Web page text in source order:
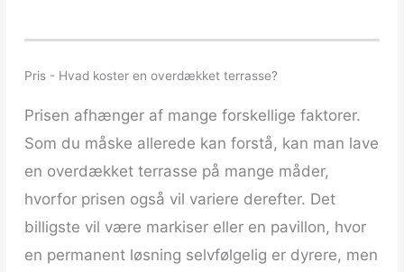
Pris - Hvad koster en overdækket terrasse?
Prisen afhænger af mange forskellige faktorer.
Som du måske allerede kan forstå, kan man lave
en overdækket terrasse på mange måder,
hvorfor prisen også vil variere derefter. Det
billigste vil være markiser eller en pavillon, hvor
en permanent løsning selvfølgelig er dyrere, men